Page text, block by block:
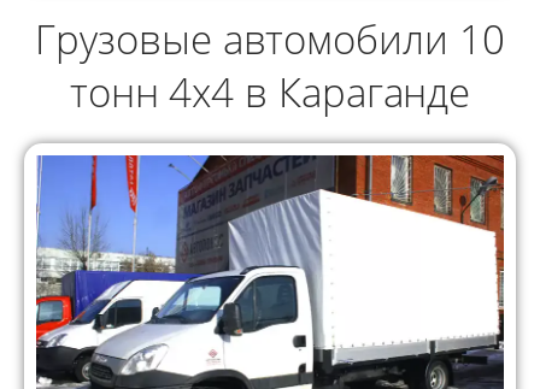
Грузовые автомобили 10
тонн 4x4 в Караганде